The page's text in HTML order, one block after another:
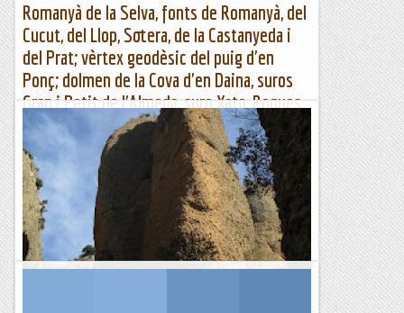
Romanyà de la Selva, fonts de Romanyà, del
Cucut, del Llop, Sotera, de la Castanyeda i
del Prat; vèrtex geodèsic del puig d'en
Ponç; dolmen de la Cova d'en Daina, suros
Gran i Petit de l'Almeda, suro Xato, Roques
Grosses, mirador de les Mirandes, menhir d
Romanyà, fonts de Romanyà, Cucut, Llop, Sotera, Castanyeda
i del Prat; puig d'en Ponç; dolmen Cova d'en Daina i suros
gegants ...
Muntanya